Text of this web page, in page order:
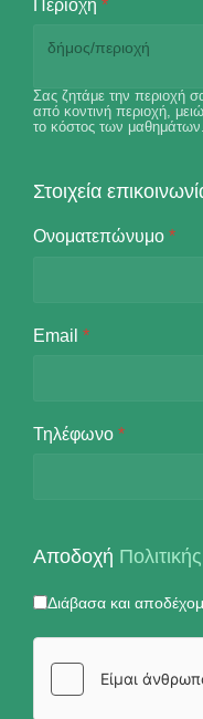
Περιοχή *
Σας ζητάμε την περιοχή
από κοντινή περιοχή,
το κόστος των μαθημάτων.
Στοιχεία
Ονοματεπώνυμο *
Email *
Τηλέφωνο *
Αποδοχή
Διάβασα και